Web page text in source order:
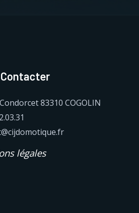
Contacter
83310 COGOLIN
légales